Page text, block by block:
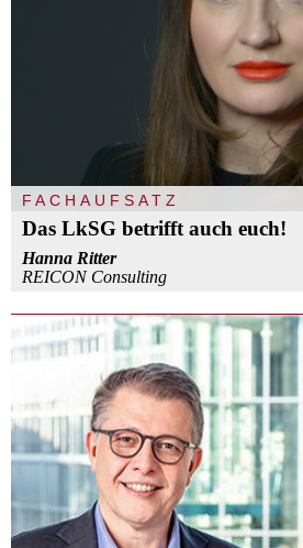
FACHAUFSATZ
Das LkSG betrifft auch euch!
Hanna Ritter
REICON Consulting